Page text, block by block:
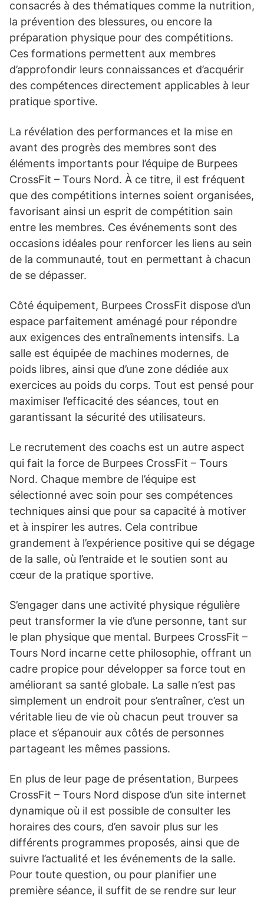
consacrés à des thématiques comme la nutrition,
la prévention des blessures, ou encore la
préparation physique pour des compétitions.
Ces formations permettent aux membres
d’approfondir leurs connaissances et d’acquérir
des compétences directement applicables à leur
pratique sportive.
La révélation des performances et la mise en
avant des progrès des membres sont des
éléments importants pour l’équipe de Burpees
CrossFit – Tours Nord. À ce titre, il est fréquent
que des compétitions internes soient organisées,
favorisant ainsi un esprit de compétition sain
entre les membres. Ces événements sont des
occasions idéales pour renforcer les liens au sein
de la communauté, tout en permettant à chacun
de se dépasser.
Côté équipement, Burpees CrossFit dispose d’un
espace parfaitement aménagé pour répondre
aux exigences des entraînements intensifs. La
salle est équipée de machines modernes, de
poids libres, ainsi que d’une zone dédiée aux
exercices au poids du corps. Tout est pensé pour
maximiser l’efficacité des séances, tout en
garantissant la sécurité des utilisateurs.
Le recrutement des coachs est un autre aspect
qui fait la force de Burpees CrossFit – Tours
Nord. Chaque membre de l’équipe est
sélectionné avec soin pour ses compétences
techniques ainsi que pour sa capacité à motiver
et à inspirer les autres. Cela contribue
grandement à l’expérience positive qui se dégage
de la salle, où l’entraide et le soutien sont au
cœur de la pratique sportive.
S’engager dans une activité physique régulière
peut transformer la vie d’une personne, tant sur
le plan physique que mental. Burpees CrossFit –
Tours Nord incarne cette philosophie, offrant un
cadre propice pour développer sa force tout en
améliorant sa santé globale. La salle n’est pas
simplement un endroit pour s’entraîner, c’est un
véritable lieu de vie où chacun peut trouver sa
place et s’épanouir aux côtés de personnes
partageant les mêmes passions.
En plus de leur page de présentation, Burpees
CrossFit – Tours Nord dispose d’un site internet
dynamique où il est possible de consulter les
horaires des cours, d’en savoir plus sur les
différents programmes proposés, ainsi que de
suivre l’actualité et les événements de la salle.
Pour toute question, ou pour planifier une
première séance, il suffit de se rendre sur leur